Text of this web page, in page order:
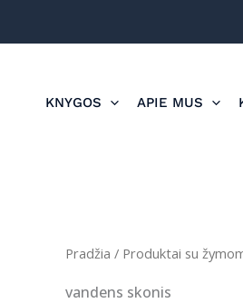
KNYGOS APIE MUS
Pradžia / Produktai su
vandens skonis